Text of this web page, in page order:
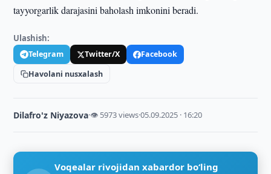
tayyorgarlik darajasini baholash imkonini beradi.
Ulashish:
Telegram Twitter/X
Facebook
Havolani nusxalash
Dilafro'z Niyazova·👁 5973 views·05.09.2025 · 16:20
Voqealar rivojidan xabardor bo‘ling